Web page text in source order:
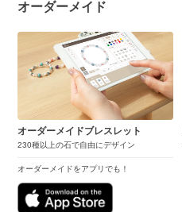
オーダーメイド
オーダーメイドブレスレット
230種以上の石で自由にデザイン
オーダーメイドをアプリでも！